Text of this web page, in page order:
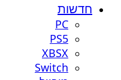
חדשות
PC
PS5
XBSX
Switch